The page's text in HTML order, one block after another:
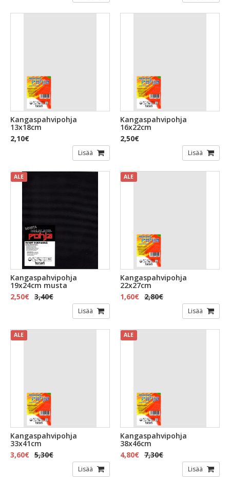
Kangaspahvipohja
13x18cm
2,10€
Lisää
Kangaspahvipohja
16x22cm
2,50€
Lisää
ALE
Kangaspahvipohja
19x24cm musta
2,50€ 3,40€
Lisää
ALE
Kangaspahvipohja
22x27cm
1,60€ 2,80€
Lisää
ALE
Kangaspahvipohja
33x41cm
3,60€ 5,30€
Lisää
ALE
Kangaspahvipohja
38x46cm
4,80€ 7,30€
Lisää